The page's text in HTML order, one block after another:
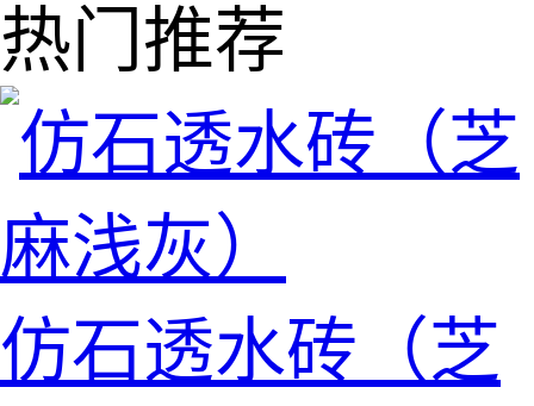
热门推荐
仿石透水砖（芝